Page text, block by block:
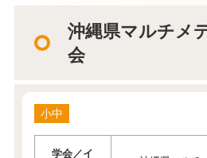
沖縄県マルチメ
会
小中
学会／イ